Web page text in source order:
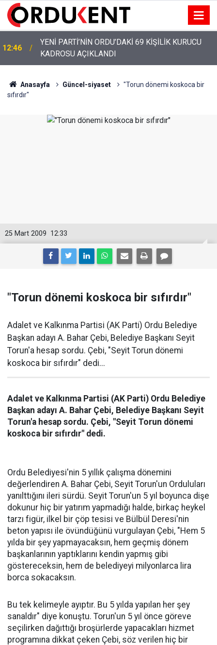
12:46
YENİ PARTİ’NİN ORDU’DAKİ 69 KİŞİLİK KURUCU
KADROSU AÇIKLANDI
Anasayfa Güncel-siyaset
"Torun dönemi koskoca bir
sıfırdır"
12:33
25 Mart 2009
"Torun dönemi koskoca bir sıfırdır"
Adalet ve Kalkınma Partisi (AK Parti) Ordu Belediye
Başkan adayı A. Bahar Çebi, Belediye Başkanı Seyit
Torun'a hesap sordu. Çebi, "Seyit Torun dönemi
koskoca bir sıfırdır" dedi...
Adalet ve Kalkınma Partisi (AK Parti) Ordu Belediye
Başkan adayı A. Bahar Çebi, Belediye Başkanı Seyit
Torun'a hesap sordu. Çebi, "Seyit Torun dönemi
koskoca bir sıfırdır" dedi.
Ordu Belediyesi'nin 5 yıllık çalışma dönemini
değerlendiren A. Bahar Çebi, Seyit Torun'un Orduluları
yanılttığını ileri sürdü. Seyit Torun'un 5 yıl boyunca dişe
dokunur hiç bir yatırım yapmadığı halde, birkaç heykel
tarzı figür, ilkel bir çöp tesisi ve Bülbül Deresi'nin
beton yapısı ile övündüğünü vurgulayan Çebi, "Hem 5
yılda bir şey yapmayacaksın, hem geçmiş dönem
başkanlarının yaptıklarını kendin yapmış gibi
göstereceksin, hem de belediyeyi milyonlarca lira
borca sokacaksın.
Bu tek kelimeyle ayıptır. Bu 5 yılda yapılan her şey
sanaldır" diye konuştu. Torun'un 5 yıl önce göreve
seçilirken dağıttığı broşürlerde yapacakları hizmet
programına dikkat çeken Çebi, söz verilen hiç bir